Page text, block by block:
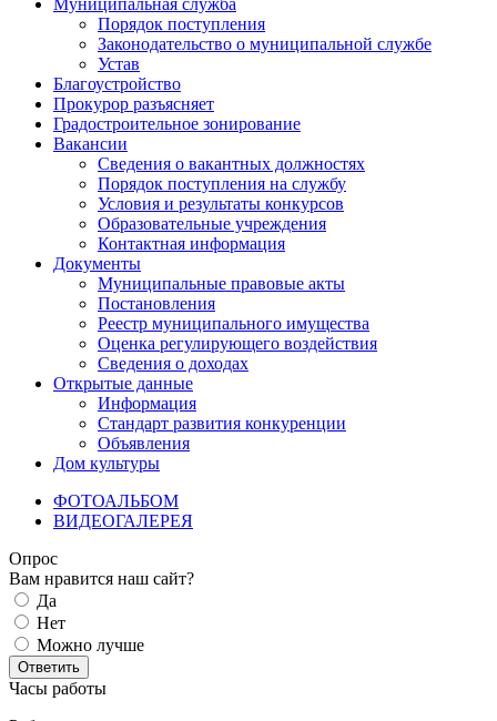
Муниципальная служба
Порядок поступления
Законодательство о муниципальной службе
Устав
Благоустройство
Прокурор разъясняет
Градостроительное зонирование
Вакансии
Сведения о вакантных должностях
Порядок поступления на службу
Условия и результаты конкурсов
Образовательные учреждения
Контактная информация
Документы
Муниципальные правовые акты
Постановления
Реестр муниципального имущества
Оценка регулирующего воздействия
Сведения о доходах
Открытые данные
Информация
Стандарт развития конкуренции
Объявления
Дом культуры
ФОТОАЛЬБОМ
ВИДЕОГАЛЕРЕЯ
Опрос
Вам нравится наш сайт?
Да
Нет
Можно лучше
Ответить
Часы работы